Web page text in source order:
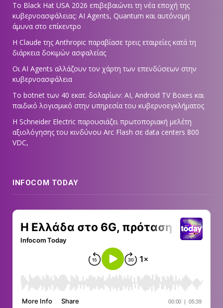
Το Black Hat USA 2026 επιβεβαιώνει τη νέα εποχή της
κυβερνοασφάλειας: AI Agents, Quantum και αυτόνομη
άμυνα στο επίκεντρο
Η Claude της Anthropic παραβίασε τρεις εταιρείες κατά τη
διάρκεια δοκιμών ασφαλείας
Οι AI Agents αλλάζουν τον χάρτη των επενδύσεων στην
κυβερνοασφάλεια
Το botnet των 40 εκατ. δολαρίων: AI, Android TV Boxes και
παιδικό λογισμικό στην υπηρεσία του κυβερνοεγκλήματος
Η Schneider Electric παρουσιάζει πρωτοποριακή μελέτη
αξιολόγησης του κινδύνου Arc Flash σε data centers 800
VDC,
INFOCOM TODAY